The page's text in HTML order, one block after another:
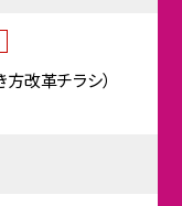
方改革チラシ）